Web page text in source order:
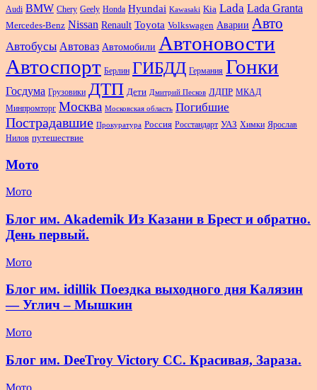
Audi BMW Chery Geely Honda Hyundai Kawasaki Kia Lada Lada Granta
Mercedes-Benz Nissan Renault Toyota Volkswagen Аварии Авто
Автобусы Автоваз Автомобили Автоновости
Автоспорт Берлин ГИБДД Германия Гонки
Госдума Грузовики ДТП Дети Дмитрий Песков ЛДПР МКАД
Минпромторг Москва Московская область Погибшие
Пострадавшие Прокуратура Россия Росстандарт УАЗ Химки Ярослав
Нилов путешествие
Мото
Мото
Блог им. Akademik Из Казани в Брест и обратно.
День первый.
Мото
Блог им. idillik Поездка выходного дня Калязин
— Углич – Мышкин
Мото
Блог им. DeeTroy Victory CC. Красивая, Зараза.
Мото